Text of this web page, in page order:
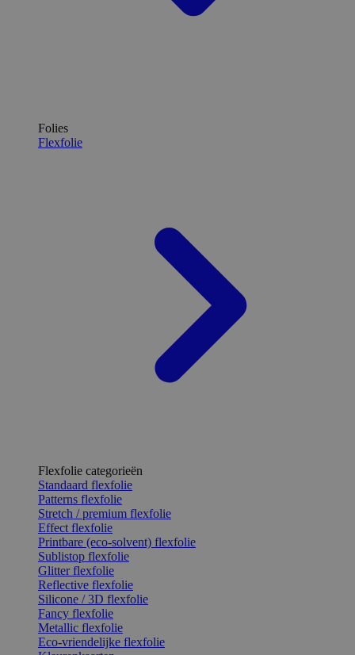
Folies
Flexfolie
Flexfolie categorieën
Standaard flexfolie
Patterns flexfolie
Stretch / premium flexfolie
Effect flexfolie
Printbare (eco-solvent) flexfolie
Sublistop flexfolie
Glitter flexfolie
Reflective flexfolie
Silicone / 3D flexfolie
Fancy flexfolie
Metallic flexfolie
Eco-vriendelijke flexfolie